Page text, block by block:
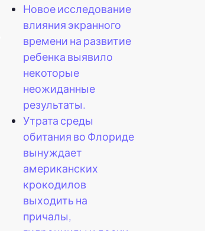
Новое исследование
влияния экранного
времени на развитие
ребенка выявило
некоторые
неожиданные
результаты.
Утрата среды
обитания во Флориде
вынуждает
американских
крокодилов
выходить на
причалы,